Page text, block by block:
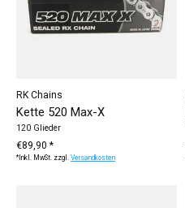
RK Chains
Kette 520 Max-X
120 Glieder
€89,90 *
*Inkl. MwSt. zzgl.Versandkosten